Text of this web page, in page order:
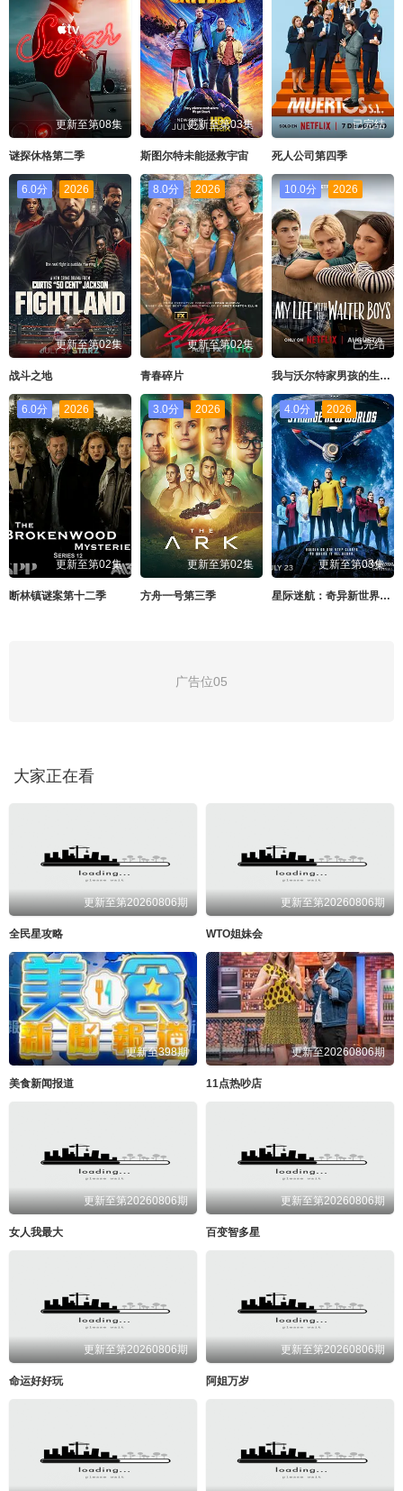
更新至第08集
谜探休格第二季
更新至第03集
斯图尔特未能拯救宇宙
已完结
死人公司第四季
6.0分 2026
更新至第02集
战斗之地
8.0分 2026
更新至第02集
青春碎片
10.0分 2026
已完结
我与沃尔特家男孩的生活第三季
6.0分 2026
更新至第02集
断林镇谜案第十二季
3.0分 2026
更新至第02集
方舟一号第三季
4.0分 2026
更新至第03集
星际迷航：奇异新世界第四季
广告位05
大家正在看
更新至第20260806期
全民星攻略
更新至第20260806期
WTO姐妹会
更新至398期
美食新闻报道
更新至20260806期
11点热吵店
更新至第20260806期
女人我最大
更新至第20260806期
百变智多星
更新至第20260806期
命运好好玩
更新至第20260806期
阿姐万岁